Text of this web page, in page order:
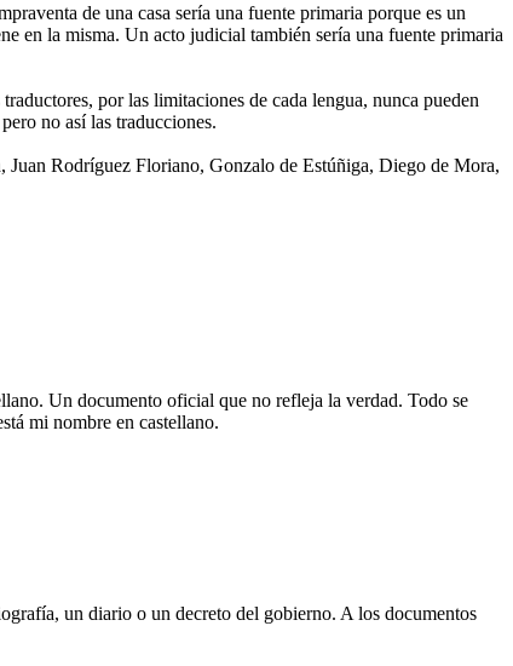
de una casa sería una fuente primaria porque es un
en la misma. Un acto judicial también sería una fuente primaria
por las limitaciones de cada lengua, nunca pueden
no así las traducciones.
Juan Rodríguez Floriano, Gonzalo de Estúñiga, Diego de Mora,
Un documento oficial que no refleja la verdad. Todo se
mi nombre en castellano.
un diario o un decreto del gobierno. A los documentos